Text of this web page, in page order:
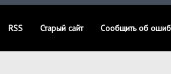
RSS Старый сайт Сообщить об